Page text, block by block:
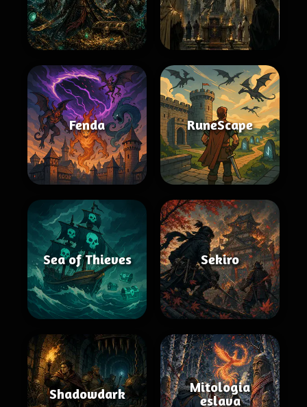
Fenda RuneScape
Sea of Thieves Sekiro
Shadowdark
Mitologia
eslava